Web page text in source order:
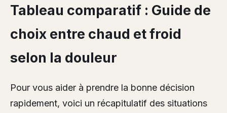
Tableau comparatif : Guide de
choix entre chaud et froid
selon la douleur
Pour vous aider à prendre la bonne décision
rapidement, voici un récapitulatif des situations